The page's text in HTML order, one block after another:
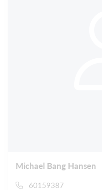
Michael Bang Hansen
60159387